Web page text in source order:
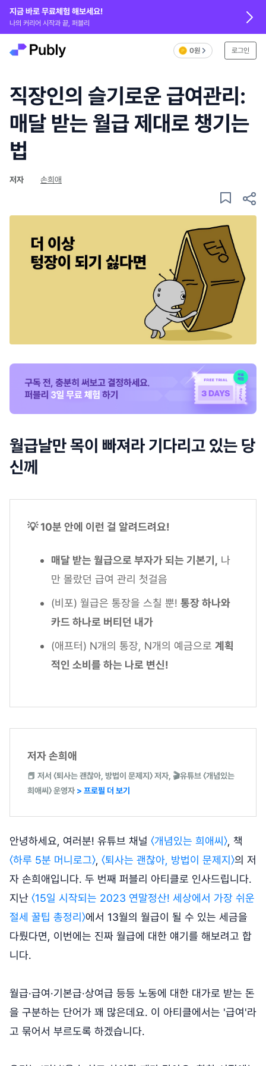
지금 바로 무료체험 해보세요!
나의 커리어 시작과 끝, 퍼블리
0원 로그인
직장인의 슬기로운 급여관리:
매달 받는 월급 제대로 챙기는
법
저자 손희애
월급날만 목이 빠져라 기다리고 있는 당
신께
💡 10분 안에 이런 걸 알려드려요!
매달 받는 월급으로 부자가 되는 기본기, 나
만 몰랐던 급여 관리 첫걸음
(비포) 월급은 통장을 스칠 뿐! 통장 하나와
카드 하나로 버티던 내가
(애프터) N개의 통장, N개의 예금으로 계획
적인 소비를 하는 나로 변신!
저자 손희애
📕 저서 〈퇴사는 괜찮아, 방법이 문제지〉 저자, 🎬유튜브 〈개념있는
희애씨〉 운영자 > 프로필 더 보기
안녕하세요, 여러분! 유튜브 채널 〈개념있는 희애씨〉, 책
〈하루 5분 머니로그〉, 〈퇴사는 괜찮아, 방법이 문제지〉의 저
자 손희애입니다. 두 번째 퍼블리 아티클로 인사드립니다.
지난 〈15일 시작되는 2023 연말정산! 세상에서 가장 쉬운
절세 꿀팁 총정리〉에서 13월의 월급이 될 수 있는 세금을
다뤘다면, 이번에는 진짜 월급에 대한 얘기를 해보려고 합
니다.
월급·급여·기본급·상여급 등등 노동에 대한 대가로 받는 돈
을 구분하는 단어가 꽤 많은데요. 이 아티클에서는 '급여'라
고 묶어서 부르도록 하겠습니다.